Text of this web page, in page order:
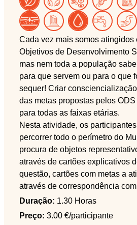
Cada vez mais somos atingidos
Objetivos de Desenvolvimento
mas nem toda a população
para que servem ou para o que
sequer! Criar
das metas propostas pelos
para todas as faixas etárias.
Nesta atividade, os
percorrer todo o perímetro do
procura de objetos
através de cartões explicativos
questão, cartões com metas a
através de correspondência
Duração: 1.30 Horas
Preço: 3.00 €/participante